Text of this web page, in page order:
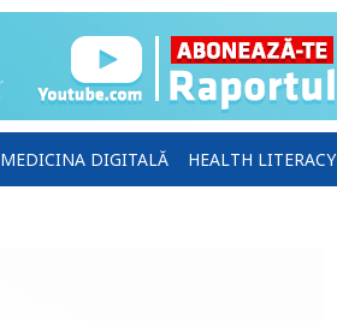
MEDICINA DIGITALĂ HEALTH LITERACY